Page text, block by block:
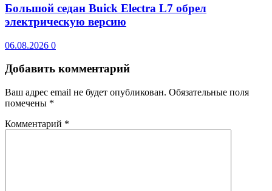
Большой седан Buick Electra L7 обрел
электрическую версию
06.08.2026 0
Добавить комментарий
Ваш адрес email не будет опубликован. Обязательные поля
помечены *
Комментарий *